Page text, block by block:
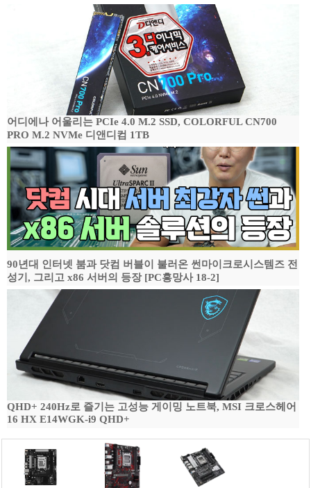
어디에나 어울리는 PCIe 4.0 M.2 SSD, COLORFUL CN700
PRO M.2 NVMe 디앤디컴 1TB
90년대 인터넷 붐과 닷컴 버블이 불러온 썬마이크로시스템즈 전
성기, 그리고 x86 서버의 등장 [PC흥망사 18-2]
QHD+ 240Hz로 즐기는 고성능 게이밍 노트북, MSI 크로스헤어
16 HX E14WGK-i9 QHD+